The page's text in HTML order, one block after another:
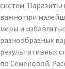
систем.
важно при
меры и
разнообразных
результативных
по Семеновой.